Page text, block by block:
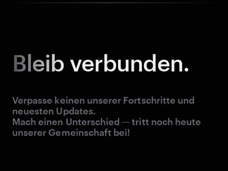
Bleib verbunden.
Verpasse keinen unserer Fortschritte und
neuesten Updates.
Mach einen Unterschied — tritt noch heute
unserer Gemeinschaft bei!